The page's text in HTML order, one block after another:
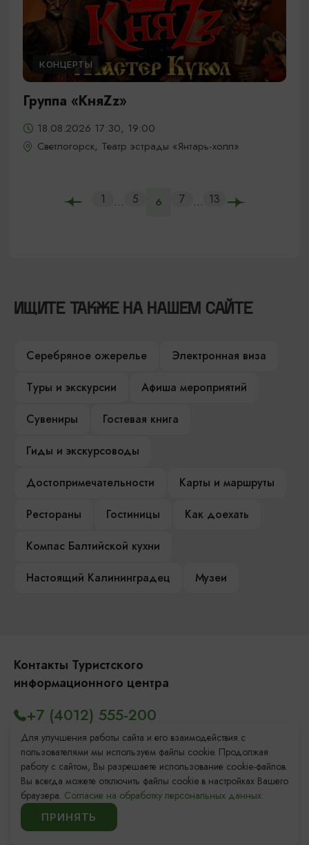
КОНЦЕРТЫ
Группа «КняZz»
18.08.2026 17:30, 19:00
Светлогорск, Театр эстрады «Янтарь-холл»
1 ... 5 6 7 ... 13
ИЩИТЕ ТАКЖЕ НА НАШЕМ САЙТЕ
Серебряное ожерелье
Электронная виза
Туры и экскурсии
Афиша мероприятий
Сувениры
Гостевая книга
Гиды и экскурсоводы
Достопримечательности
Карты и маршруты
Рестораны
Гостиницы
Как доехать
Компас Балтийской кухни
Настоящий Калининградец
Музеи
Контакты Туристского
информационного центра
Площадь Победы, 1 Закрыто
ул. Октябрьская, 2/3 Открыто
+7 (4012) 555-200
8 (800) 200-55-39
info@visit-kaliningrad.ru
Для улучшения работы сайта и его взаимодействия с
пользователями мы используем файлы cookie. Продолжая
работу с сайтом, Вы разрешаете использование cookie-файлов.
Вы всегда можете отключить файлы cookie в настройках Вашего
браузера. Согласие на обработку персональных данных.
ПРИНЯТЬ